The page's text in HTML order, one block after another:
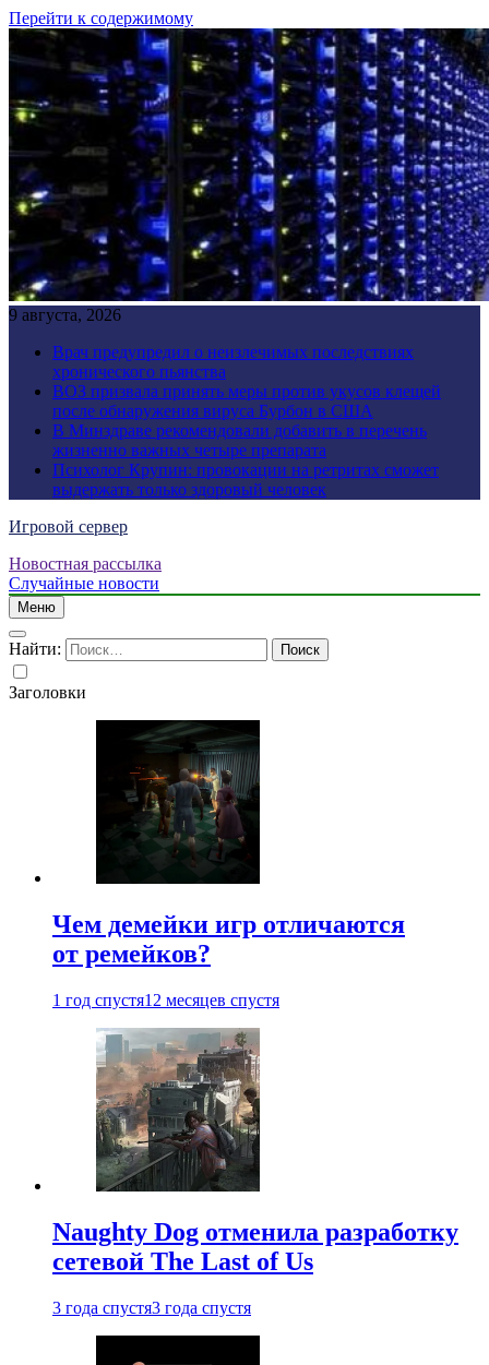
Перейти к содержимому
9 августа, 2026
Врач предупредил о неизлечимых последствиях
хронического пьянства
ВОЗ призвала принять меры против укусов клещей
после обнаружения вируса Бурбон в США
В Минздраве рекомендовали добавить в перечень
жизненно важных четыре препарата
Психолог Крупин: провокации на ретритах сможет
выдержать только здоровый человек
Игровой сервер
Новостная рассылка
Случайные новости
Меню
Найти:
Заголовки
Чем демейки игр отличаются
от ремейков?
1 год спустя12 месяцев спустя
Naughty Dog отменила разработку
сетевой The Last of Us
3 года спустя3 года спустя